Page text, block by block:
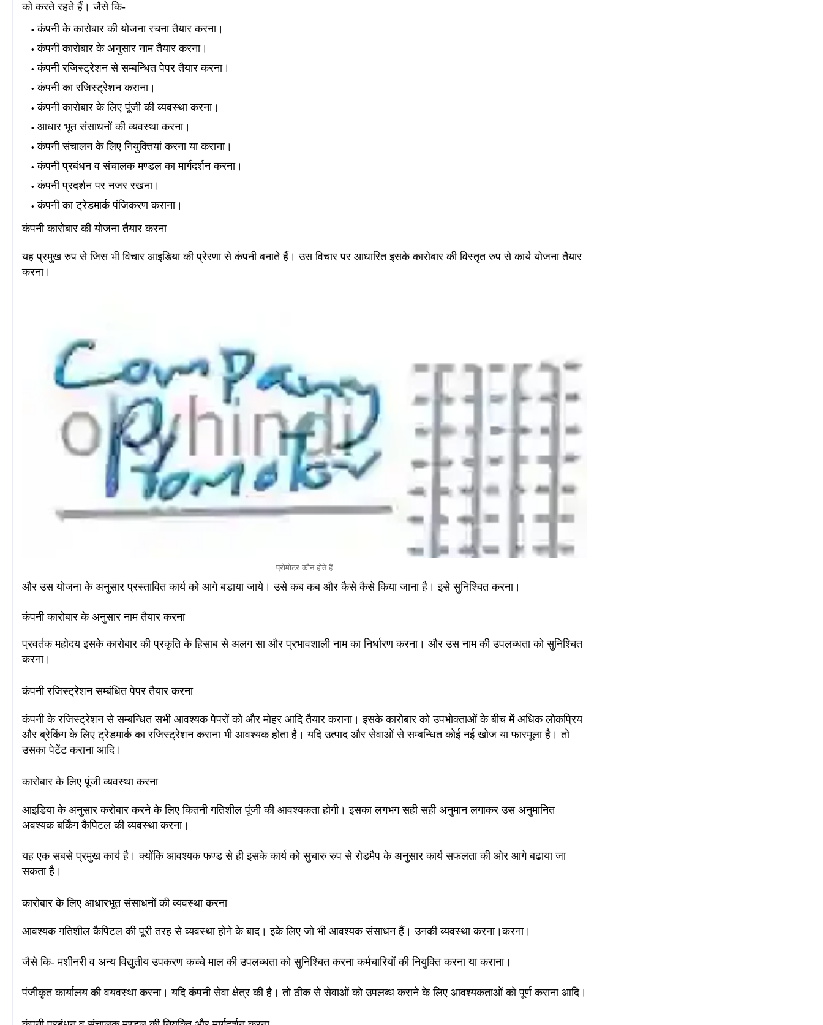
को करते रहते हैं। जैसे कि-
कंपनी के कारोबार की योजना रचना तैयार करना।
कंपनी कारोबार के अनुसार नाम तैयार करना।
कंपनी रजिस्ट्रेशन से सम्बन्धित पेपर तैयार करना।
कंपनी का रजिस्ट्रेशन कराना।
कंपनी कारोबार के लिए पूंजी की व्यवस्था करना।
आधार भूत संसाधनों की व्यवस्था करना।
कंपनी संचालन के लिए नियुक्तियां करना या कराना।
कंपनी प्रबंधन व संचालक मण्डल का मार्गदर्शन करना।
कंपनी प्रदर्शन पर नजर रखना।
कंपनी का ट्रेडमार्क पंजिकरण कराना।
कंपनी कारोबार की योजना तैयार करना
यह प्रमुख रुप से जिस भी विचार आइडिया की प्रेरणा से कंपनी बनाते हैं। उस विचार पर आधारित इसके कारोबार की विस्तृत रुप से कार्य योजना तैयार
करना।
प्रोमोटर कौन होते हैं
और उस योजना के अनुसार प्रस्तावित कार्य को आगे बडाया जाये। उसे कब कब और कैसे कैसे किया जाना है । इसे सुनिश्चित करना।
कंपनी कारोबार के अनुसार नाम तैयार करना
प्रवर्तक महोदय इसके कारोबार की प्रकृति के हिसाब से अलग सा और प्रभावशाली नाम का निर्धारण करना। और उस नाम की उपलब्धता को सुनिश्चित
करना।
कंपनी रजिस्ट्रेशन सम्बंधित पेपर तैयार करना
कंपनी के रजिस्ट्रेशन से सम्बन्धित सभी आवश्यक पेपरों को और मोहर आदि तैयार कराना। इसके कारोबार को उपभोक्ताओं के बीच में अधिक लोकप्रिय
और ब्रेकिंग के लिए ट्रेडमार्क का रजिस्ट्रेशन कराना भी आवश्यक होता है। यदि उत्पाद और सेवाओं से सम्बन्धित कोई नई खोज या फारमूला है। तो
उसका पेटेंट कराना आदि।
कारोबार के लिए पूंजी व्यवस्था करना
आइडिया के अनुसार करोबार करने के लिए कितनी गतिशील पूंजी की आवश्यकता होगी। इसका लगभग सही सही अनुमान लगाकर उस अनुमानित
अवश्यक बर्किंग कैपिटल की व्यवस्था करना।
यह एक सबसे प्रमुख कार्य है। क्योंकि आवश्यक फण्ड से ही इसके कार्य को सुचारु रुप से रोडमैप के अनुसार कार्य सफलता की ओर आगे बढाया जा
सकता है।
कारोबार के लिए आधारभूत संसाधनों की व्यवस्था करना
आवश्यक गतिशील कैपिटल की पूरी तरह से व्यवस्था होने के बाद। इके लिए जो भी आवश्यक संसाधन हैं। उनकी व्यवस्था करना।करना।
जैसे कि- मशीनरी व अन्य विद्युतीय उपकरण कच्चे माल की उपलब्धता को सुनिश्चित करना कर्मचारियों की नियुक्ति करना या कराना।
पंजीकृत कार्यालय की वयवस्था करना। यदि कंपनी सेवा क्षेत्र की है। तो ठीक से सेवाओं को उपलब्ध कराने के लिए आवश्यकताओं को पूर्ण कराना आदि।